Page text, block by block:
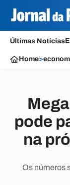
Últimas Notícias
Home>
pode
na
Os números